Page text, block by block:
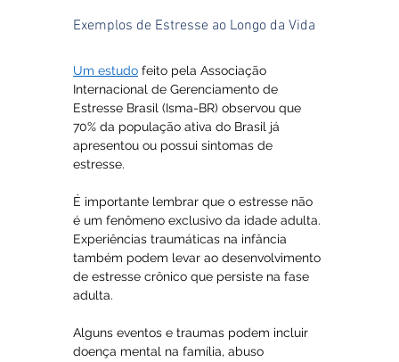
Exemplos de Estresse ao Longo da Vida
Um estudo feito pela Associação
Internacional de Gerenciamento de
Estresse Brasil (Isma-BR) observou que
70% da população ativa do Brasil já
apresentou ou possui sintomas de
estresse.
É importante lembrar que o estresse não
é um fenômeno exclusivo da idade adulta.
Experiências traumáticas na infância
também podem levar ao desenvolvimento
de estresse crônico que persiste na fase
adulta.
Alguns eventos e traumas podem incluir
doença mental na família, abuso